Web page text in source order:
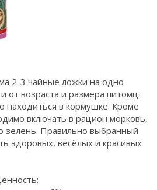
2-3 чайные ложки на одно
от возраста и размера питомц.
находиться в кормушке. Кроме
включать в рацион морковь,
зелень. Правильно выбранный
здоровых, весёлых и красивых